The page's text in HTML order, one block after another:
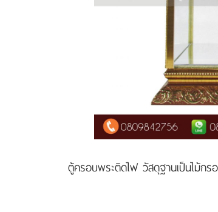
ตู้ครอบพระติดไฟ วัสดุฐานเป็นไม้ก